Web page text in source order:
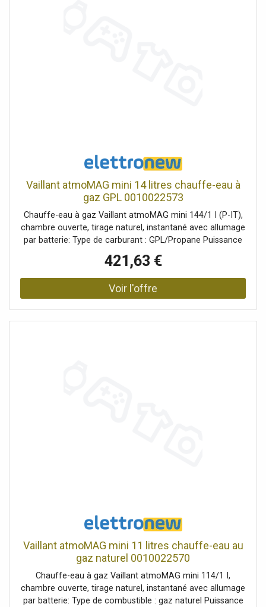
Vaillant atmoMAG mini 14 litres chauffe-eau à
gaz GPL 0010022573
Chauffe-eau à gaz Vaillant atmoMAG mini 144/1 I (P-IT),
chambre ouverte, tirage naturel, instantané avec allumage
par batterie: Type de carburant : GPL/Propane Puissance
min-max 9,7-23,1 kW Capacité de soutirage (DT 25K) 14
Classe énergétique Erp A Type d'allumage de la batterie
Type de combustion : chambre ouverte Positionnement :
Montage mural Utilisez : Eau chaude sanitaire Diamètre du
421,63 €
Vaillant atmoMAG mini 11 litres chauffe-eau au
gaz naturel 0010022570
Chauffe-eau à gaz Vaillant atmoMAG mini 114/1 I,
chambre ouverte, tirage naturel, instantané avec allumage
par batterie: Type de combustible : gaz naturel Puissance